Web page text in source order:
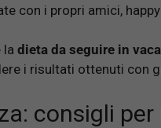
con i propri amici,
la dieta da seguire in
i risultati ottenuti con
consigli